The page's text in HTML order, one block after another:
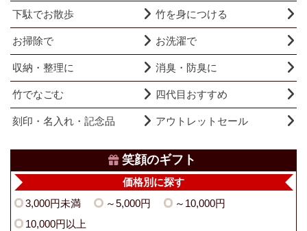
下駄でお散歩 竹を身につける
お掃除で お洗濯で
収納・整理に 消臭・防臭に
竹でなごむ 四代目おすすめ
刻印・名入れ・記念品 アウトレットセール
笑顔のギフト
価格別に探す
3,000円未満 ～5,000円
～10,000円
10,000円以上